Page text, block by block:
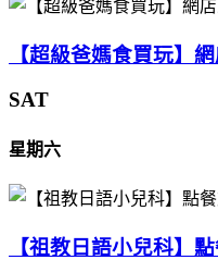
【超級爸媽食買玩】
SAT
星期六
【祖教日語小兒科】點